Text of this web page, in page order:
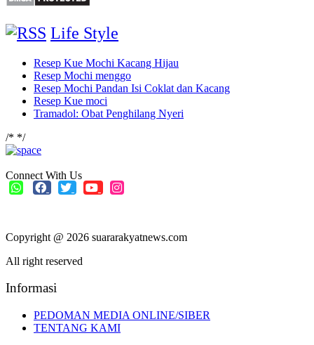
Life Style
Resep Kue Mochi Kacang Hijau
Resep Mochi menggo
Resep Mochi Pandan Isi Coklat dan Kacang
Resep Kue moci
Tramadol: Obat Penghilang Nyeri
/* */
Connect With Us
Copyright @ 2026 suararakyatnews.com
All right reserved
Informasi
PEDOMAN MEDIA ONLINE/SIBER
TENTANG KAMI